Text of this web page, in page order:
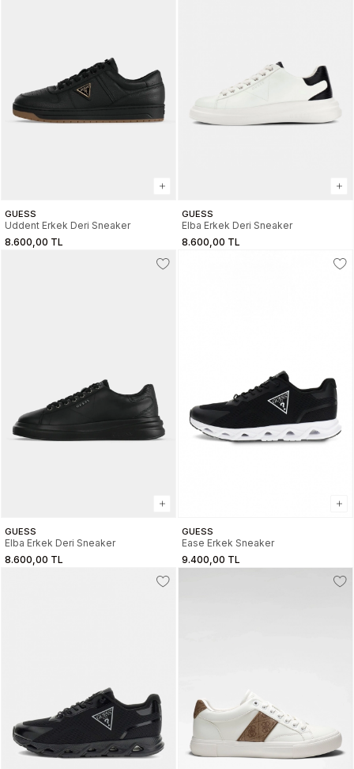
GUESS
Uddent Erkek Deri Sneaker
8.600,00 TL
GUESS
Elba Erkek Deri Sneaker
8.600,00 TL
GUESS
Elba Erkek Deri Sneaker
8.600,00 TL
GUESS
Ease Erkek Sneaker
9.400,00 TL